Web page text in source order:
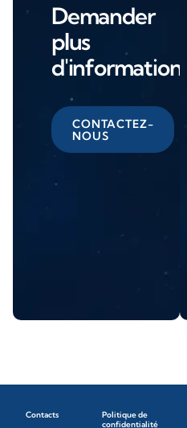
Demander
plus
d'informations
CONTACTEZ-
NOUS
Contacts
Politique de
confidentialité